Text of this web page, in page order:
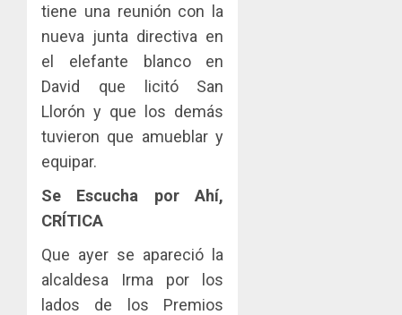
tiene una reunión con la
nueva junta directiva en
el elefante blanco en
David que licitó San
Llorón y que los demás
tuvieron que amueblar y
equipar.
Se Escucha por Ahí,
CRÍTICA
Que ayer se apareció la
alcaldesa Irma por los
lados de los Premios